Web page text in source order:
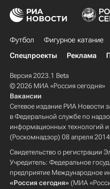
Футбол Фигурное катание
Спецпроекты
Реклама
Версия 2023.1 Beta
© 2026 МИА «Россия сегодня»
Вакансии
Сетевое издание РИА Новости
в Федеральной службе по
информационных технологий
(Роскомнадзор) 08 апреля 2014
Свидетельство о
Учредитель: Федеральное
предприятие Международное
«Россия сегодня» (МИА